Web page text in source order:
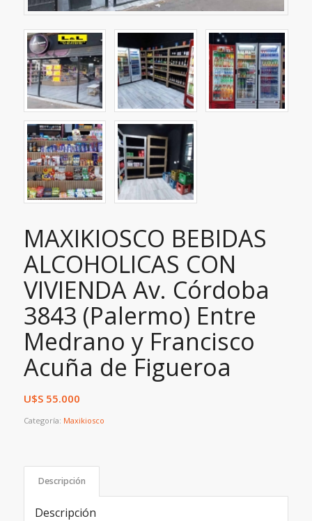
MAXIKIOSCO BEBIDAS
ALCOHOLICAS CON
VIVIENDA Av. Córdoba
3843 (Palermo) Entre
Medrano y Francisco
Acuña de Figueroa
U$S55.000
Categoría: Maxikiosco
Descripción
Descripción